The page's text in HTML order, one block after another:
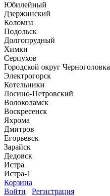
Юбилейный
Дзержинский
Коломна
Подольск
Долгопрудный
Химки
Серпухов
Городской округ Черноголовка
Электрогорск
Котельники
Лосино-Петровский
Волоколамск
Воскресенск
Яхрома
Дмитров
Егорьевск
Зарайск
Дедовск
Истра
Истра-1
Корзина
Войти
Регистрация